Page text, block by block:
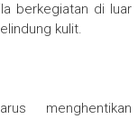
berkegiatan di luar
kulit.
menghentikan